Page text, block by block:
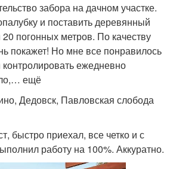
забора на дачном участке.
и поставить деревянный
погонных метров. По качеству
покажет! Но мне все понравилось
ежедневно
ещё
Дедовск, Павловская слобода
быстро приехал, все четко и с
работу на 100%. Аккуратно.